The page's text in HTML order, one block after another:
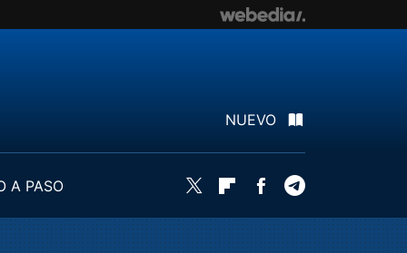
NUEVO
A PASO
Twitter FlipboardFacebook